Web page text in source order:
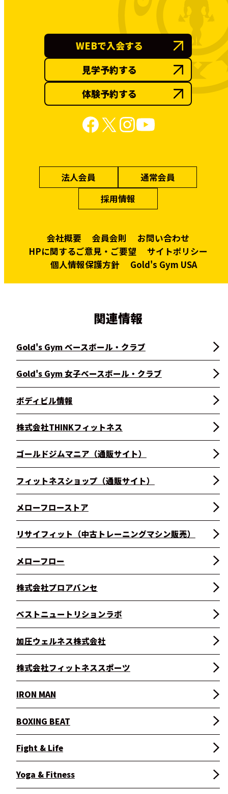
WEBで入会する
見学予約する
体験予約する
法人会員
通常会員
採用情報
会社概要 会員会則
お問い合わせ
HPに関するご意見・ご要望
サイトポリシー
個人情報保護方針
Gold's Gym USA
関連情報
Gold's Gym ベースボール・クラブ
Gold's Gym 女子ベースボール・クラブ
ボディビル情報
株式会社THINKフィットネス
ゴールドジムマニア（通販サイト）
フィットネスショップ（通販サイト）
メローフローストア
リサイフィット（中古トレーニングマシン販売）
メローフロー
株式会社プロアバンセ
ベストニュートリションラボ
加圧ウェルネス株式会社
株式会社フィットネススポーツ
IRON MAN
BOXING BEAT
Fight & Life
Yoga & Fitness